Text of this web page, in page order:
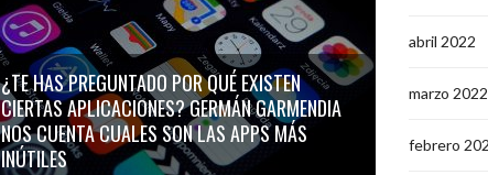
¿TE HAS PREGUNTADO POR QUÉ EXISTEN
CIERTAS APLICACIONES? GERMÁN GARMENDIA
NOS CUENTA CUALES SON LAS APPS MÁS
INÚTILES
abril 2022
marzo 2022
febrero